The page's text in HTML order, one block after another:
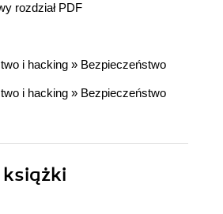
rozdział PDF
i hacking » Bezpieczeństwo
i hacking » Bezpieczeństwo
książki